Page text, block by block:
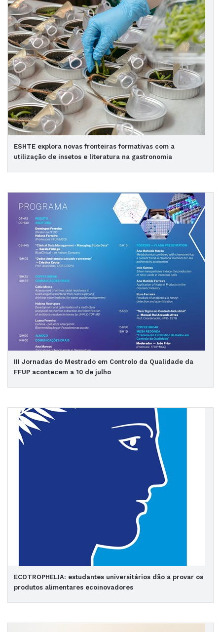
ESHTE explora novas fronteiras formativas com a
utilização de insetos e literatura na gastronomia
III Jornadas do Mestrado em Controlo da Qualidade da
FFUP acontecem a 10 de julho
ECOTROPHELIA: estudantes universitários dão a provar os
produtos alimentares ecoinovadores